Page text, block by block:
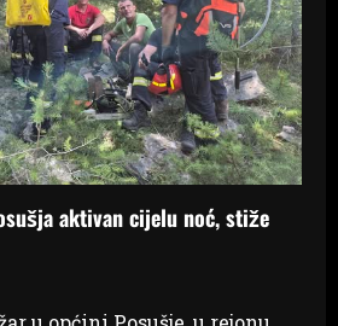
aktivan cijelu noć, stiže